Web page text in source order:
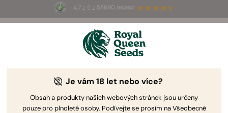
4.7 z 5 z 58690 recenzí
3 semínka White Widow Auto
Je vám 18 let nebo více?
Obsah a produkty našich webových stránek jsou určeny
pouze pro plnoleté osoby. Podívejte se prosím na Všeobecné